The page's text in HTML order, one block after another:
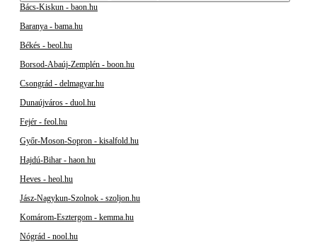
Bács-Kiskun - baon.hu
Baranya - bama.hu
Békés - beol.hu
Borsod-Abaúj-Zemplén - boon.hu
Csongrád - delmagyar.hu
Dunaújváros - duol.hu
Fejér - feol.hu
Győr-Moson-Sopron - kisalfold.hu
Hajdú-Bihar - haon.hu
Heves - heol.hu
Jász-Nagykun-Szolnok - szoljon.hu
Komárom-Esztergom - kemma.hu
Nógrád - nool.hu